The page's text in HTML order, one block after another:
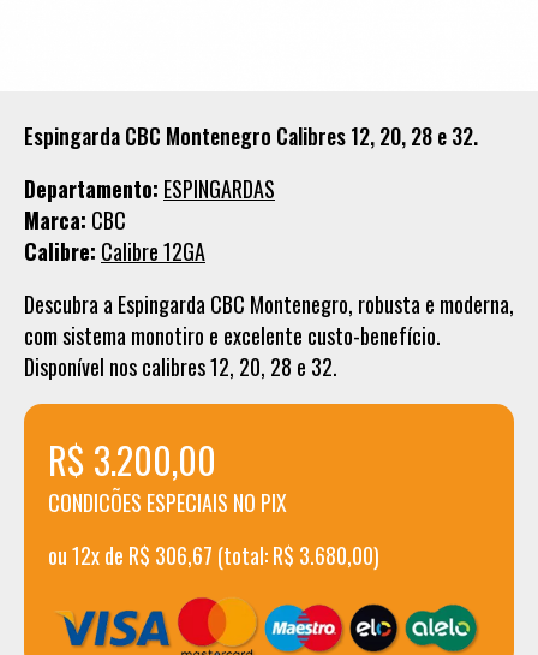
Espingarda CBC Montenegro Calibres 12, 20, 28 e 32.
Departamento: ESPINGARDAS
Marca: CBC
Calibre: Calibre 12GA
Descubra a Espingarda CBC Montenegro, robusta e moderna,
com sistema monotiro e excelente custo-benefício.
Disponível nos calibres 12, 20, 28 e 32.
R$ 3.200,00
CONDICÕES ESPECIAIS NO PIX
ou 12x de R$ 306,67 (total: R$ 3.680,00)